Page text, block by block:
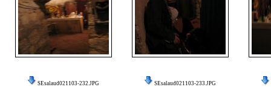
SEsalaud021103-232.JPG SEsalaud021103-233.JPG